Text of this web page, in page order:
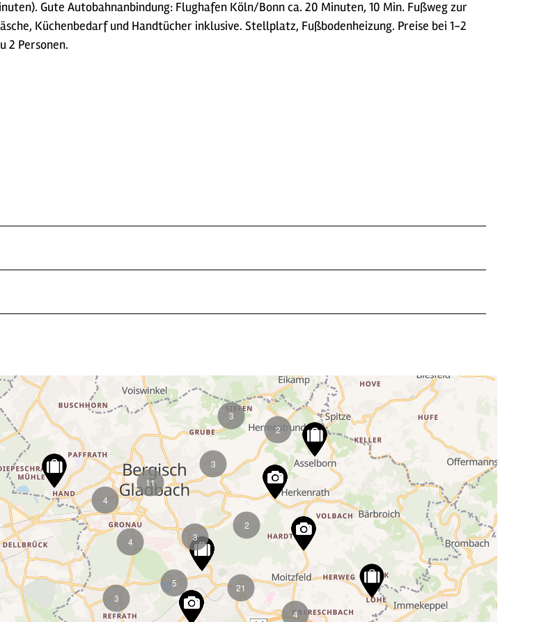
Gute Autobahnanbindung: Flughafen Köln/Bonn ca. 20 Minuten, 10 Min. Fußweg zur
Küchenbedarf und Handtücher inklusive. Stellplatz, Fußbodenheizung. Preise bei 1-2
2 Personen.
5
3
21
2
4
3
11
3
4
4
3
2